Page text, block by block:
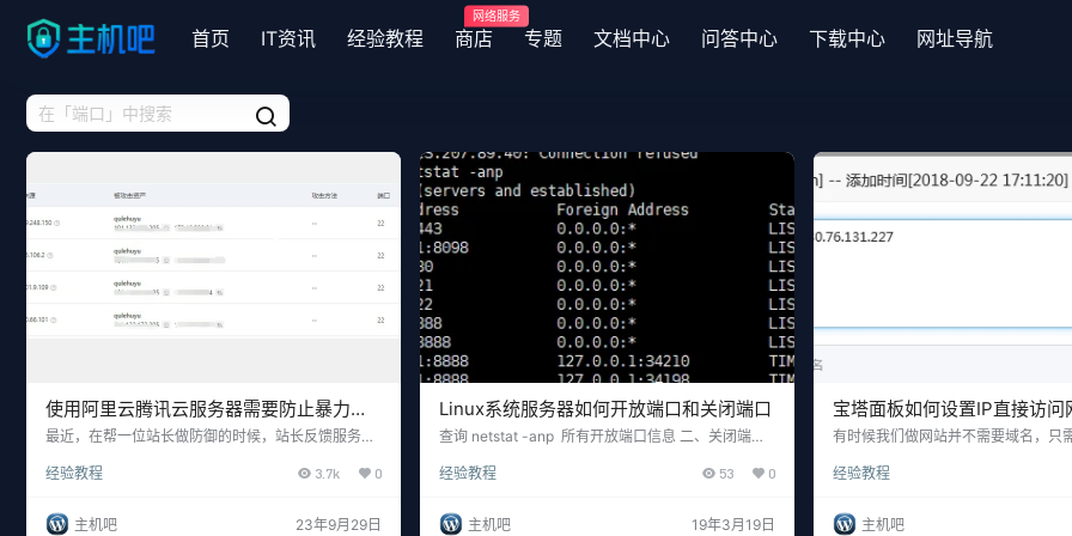
首页 IT资讯 经验教程 商店
网络服务
专题 文档中心 问答中心 下载中心 网址导航
使用阿里云腾讯云服务器需要防止暴力破
解
最近，在帮一位站长做防御的时候，站长反馈服务器
受到攻击，难道源服务器IP暴露了？ 在咨询后才知
了，因为服务器IP是新换的，原来的黑客不可能知道I
P是多少的，如果知道源服务器IP的话，早就攻击源
经验教程 3.7k 0
主机吧 23年9月29日
Linux系统服务器如何开放端口和关闭端口
查询 netstat -anp 所有开放端口信息 二、关闭端口
ROP 三、打开端口号： iptables -A INPUT -ptcp -
设置 四、以下是linux打开端口命令的使用方法。 …
经验教程 53 0
主机吧 19年3月19日
宝塔面板如何设置IP直接访问
有时候我们做网站并不需要域名，只
能。 方法很简单，在已经创建的站点
须是这个服务器下的IP否则会访问不
绑定IP固定端口访问域名，比如我设
经验教程
主机吧